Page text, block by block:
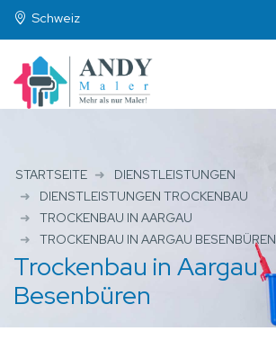
Schweiz
STARTSEITE
DIENSTLEISTUNGEN
DIENSTLEISTUNGEN TROCKENBAU
TROCKENBAU IN AARGAU
TROCKENBAU IN AARGAU BESENBÜREN
Trockenbau in Aargau
Besenbüren